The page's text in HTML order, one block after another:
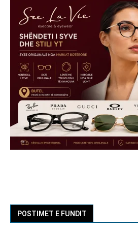
POSTIMET E FUNDIT